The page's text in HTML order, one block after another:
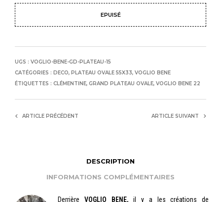
EPUISÉ
UGS : VOGLIO-BENE-GD-PLATEAU-15
CATÉGORIES : DECO, PLATEAU OVALE 55X33, VOGLIO BENE
ÉTIQUETTES : CLÉMENTINE, GRAND PLATEAU OVALE, VOGLIO BENE 22
ARTICLE PRÉCÉDENT ARTICLE SUIVANT
DESCRIPTION
INFORMATIONS COMPLÉMENTAIRES
Derrière VOGLIO BENE,il y a les créations de